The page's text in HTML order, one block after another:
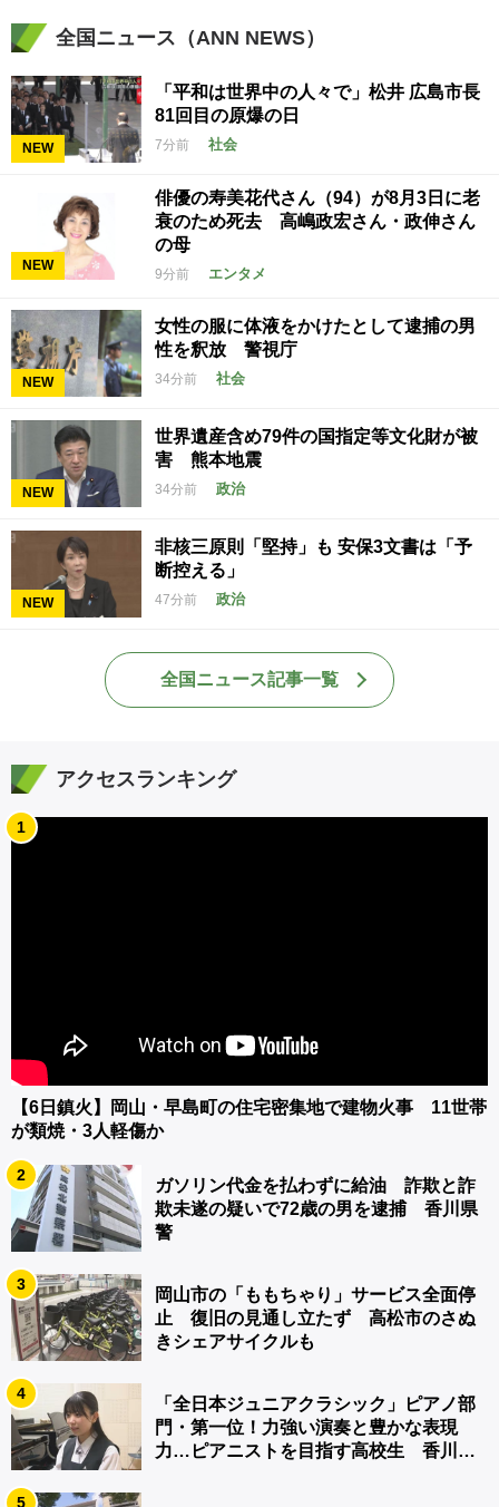
全国ニュース（ANN NEWS）
NEW
「平和は世界中の人々で」松井 広島市長
81回目の原爆の日
7分前 社会
NEW
俳優の寿美花代さん（94）が8月3日に老
衰のため死去 高嶋政宏さん・政伸さん
の母
9分前 エンタメ
NEW
女性の服に体液をかけたとして逮捕の男
性を釈放 警視庁
34分前 社会
NEW
世界遺産含め79件の国指定等文化財が被
害 熊本地震
34分前 政治
NEW
非核三原則「堅持」も 安保3文書は「予
断控える」
47分前 政治
全国ニュース記事一覧
アクセスランキング
1
【6日鎮火】岡山・早島町の住宅密集地で建物火事 11世帯
が類焼・3人軽傷か
2
ガソリン代金を払わずに給油 詐欺と詐
欺未遂の疑いで72歳の男を逮捕 香川県
警
3
岡山市の「ももちゃり」サービス全面停
止 復旧の見通し立たず 高松市のさぬ
きシェアサイクルも
4
「全日本ジュニアクラシック」ピアノ部
門・第一位！力強い演奏と豊かな表現
力…ピアニストを目指す高校生 香川
5